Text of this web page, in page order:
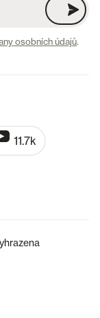
osobních údajů.
11.7k